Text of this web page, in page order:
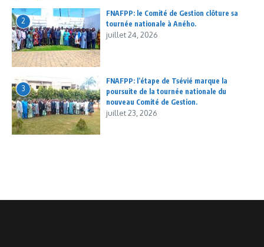
2
FNAFPP: le Comité de Gestion clôture sa
tournée nationale à Aného.
juillet 24, 2026
3
FNAFPP: l’étape de Tsévié marque la
poursuite de la tournée nationale du
nouveau Comité de Gestion.
juillet 23, 2026